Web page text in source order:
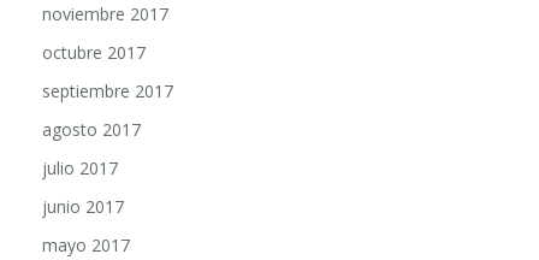
octubre 2017
septiembre 2017
agosto 2017
julio 2017
junio 2017
mayo 2017